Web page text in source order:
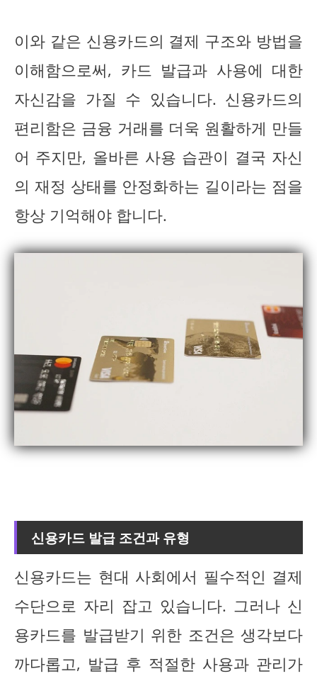
이와 같은 신용카드의 결제 구조와 방법을
이해함으로써, 카드 발급과 사용에 대한
자신감을 가질 수 있습니다. 신용카드의
편리함은 금융 거래를 더욱 원활하게 만들
어 주지만, 올바른 사용 습관이 결국 자신
의 재정 상태를 안정화하는 길이라는 점을
항상 기억해야 합니다.
신용카드 발급 조건과 유형
신용카드는 현대 사회에서 필수적인 결제
수단으로 자리 잡고 있습니다. 그러나 신
용카드를 발급받기 위한 조건은 생각보다
까다롭고, 발급 후 적절한 사용과 관리가